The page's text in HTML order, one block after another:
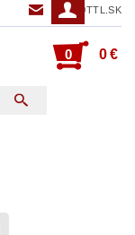
TTL@TTL.SK
0 0 €